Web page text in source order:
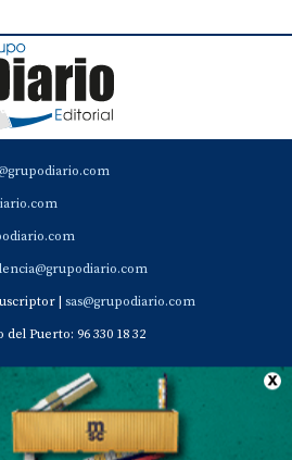
| sas@grupodiario.com
Puerto: 96 330 18 32
somos Política de privacidad